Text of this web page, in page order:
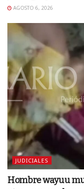
AGOSTO 6, 2026
JUDICIALES
Hombre wayuu